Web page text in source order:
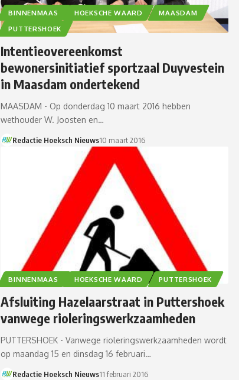
BINNENMAAS HOEKSCHE WAARD
MAASDAM
PUTTERSHOEK
Intentieovereenkomst
bewonersinitiatief sportzaal Duyvestein
in Maasdam ondertekend
MAASDAM - Op donderdag 10 maart 2016 hebben
wethouder W. Joosten en…
Redactie Hoeksch Nieuws10 maart 2016
BINNENMAAS HOEKSCHE WAARD PUTTERSHOEK
Afsluiting Hazelaarstraat in Puttershoek
vanwege rioleringswerkzaamheden
PUTTERSHOEK - Vanwege rioleringswerkzaamheden wordt
op maandag 15 en dinsdag 16 februari…
Redactie Hoeksch Nieuws11 februari 2016